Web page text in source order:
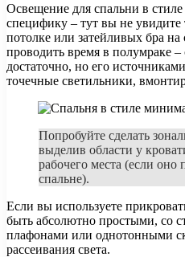
Освещение для спальни в
специфику – тут вы не
потолке или затейливых бра
проводить время в полумраке
достаточно, но его
точечные светильники,
Попробуйте сделать
выделив области у
рабочего места (если оно
спальне).
Если вы используете
быть абсолютно простыми, со
плафонами или однотонными
рассеивания света.